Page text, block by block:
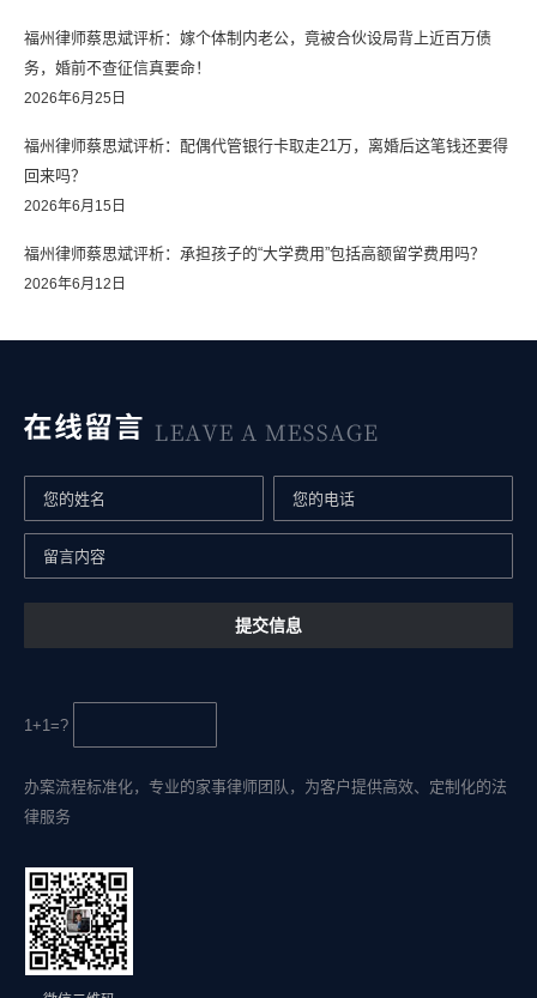
福州律师蔡思斌评析：嫁个体制内老公，竟被合伙设局背上近百万债
务，婚前不查征信真要命！
2026年6月25日
福州律师蔡思斌评析：配偶代管银行卡取走21万，离婚后这笔钱还要得
回来吗？
2026年6月15日
福州律师蔡思斌评析：承担孩子的“大学费用”包括高额留学费用吗？
2026年6月12日
1+1=?
办案流程标准化，专业的家事律师团队，为客户提供高效、定制化的法
律服务